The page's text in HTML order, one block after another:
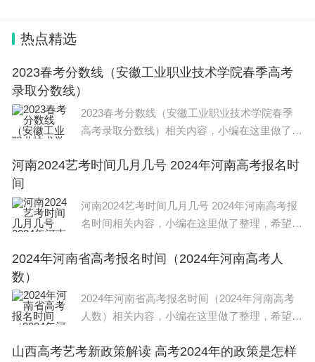
热点精选
2023春考分数线（安徽工业职业技术学院春季高考
录取分数线）
2023春考分数线（安徽工业职业技术学院春季
高考录取分数线）相关内容，小编在这里做了整
数线（安徽工业职业技术学院春季高考录取分数
河南2024艺考时间几月几号 2024年河南高考报名时
间
河南2024艺考时间几月几号 2024年河南高考报
名时间相关内容，小编在这里做了整理，希望能
几号 2024年河南高考报名时间信息，一起来了
2024年河南省高考报名时间（2024年河南高考人
数）
2024年河南省高考报名时间（2024年河南高考
人数）相关内容，小编在这里做了整理，希望能
时间（2024年河南高考人数）信息，一起来了
山西高考艺考新政策解读 高考2024年的政策是怎样